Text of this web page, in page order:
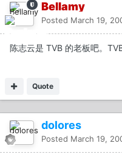
Bellamy
Posted March 19,
陈志云是 TVB 的老板吧。
Quote
dolores
Posted March 19,